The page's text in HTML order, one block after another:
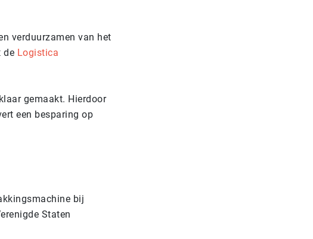
verduurzamen van het
de Logistica
gemaakt. Hierdoor
een besparing op
bij
Staten